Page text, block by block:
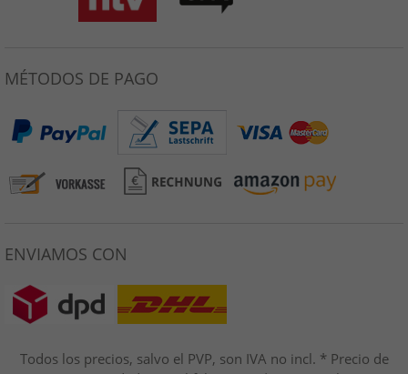
MÉTODOS DE PAGO
ENVIAMOS CON
Todos los precios, salvo el PVP, son IVA no incl. * Precio de